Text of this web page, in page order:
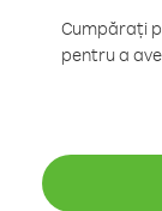
Cumpărați
pentru a